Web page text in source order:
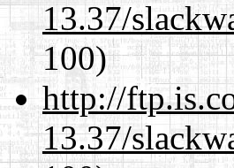
13.37/
100)
http://
13.37/